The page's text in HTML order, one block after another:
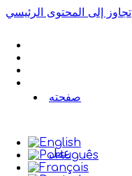
تجاوز إلى المحتوى الرئيسي
صفحته
عمل